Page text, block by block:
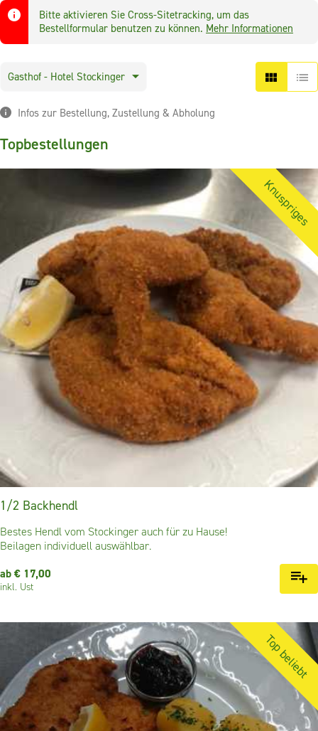
Bitte aktivieren Sie Cross-Sitetracking, um das
Bestellformular benutzen zu können. Mehr Informationen
Gasthof - Hotel Stockinger
Infos zur Bestellung, Zustellung & Abholung
Topbestellungen
Knuspriges
1/2 Backhendl
Bestes Hendl vom Stockinger auch für zu Hause!
Beilagen individuell auswählbar.
ab € 17,00
inkl. Ust
Top beliebt